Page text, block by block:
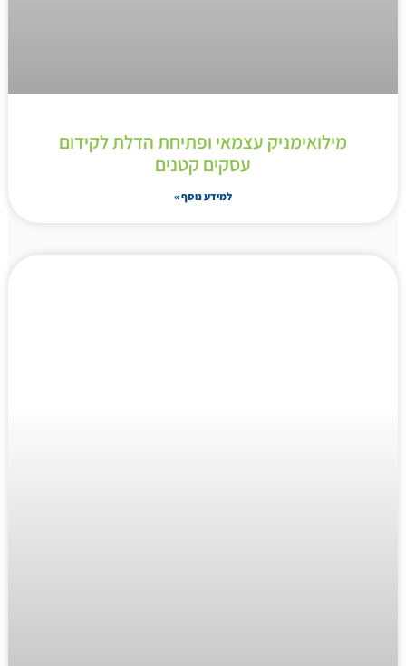
מילואימניק עצמאי ופתיחת הדלת לקידום
עסקים קטנים
למידע נוסף »